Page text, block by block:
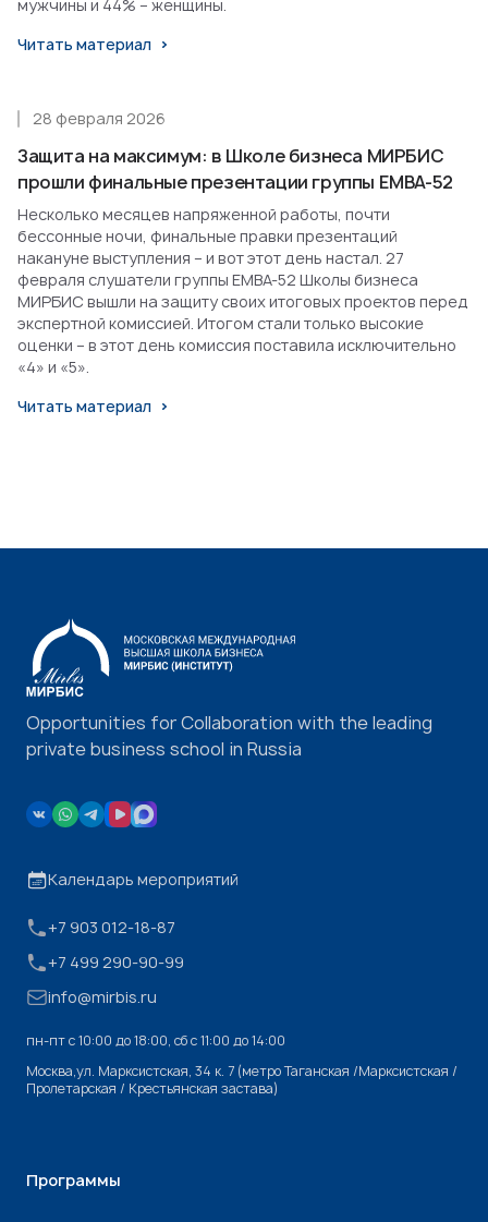
мужчины и 44% – женщины.
Читать материал
Защита на максимум: в Школе бизнеса МИРБИС
прошли финальные презентации группы EMBA-52
28 февраля 2026
Несколько месяцев напряженной работы, почти
бессонные ночи, финальные правки презентаций
накануне выступления – и вот этот день настал. 27
февраля слушатели группы EMBA-52 Школы бизнеса
МИРБИС вышли на защиту своих итоговых проектов перед
экспертной комиссией. Итогом стали только высокие
оценки – в этот день комиссия поставила исключительно
«4» и «5».
Читать материал
Opportunities for Collaboration with the leading
private business school in Russia
Календарь мероприятий
+7 903 012-18-87
+7 499 290-90-99
info@mirbis.ru
пн-пт с 10:00 до 18:00, cб с 11:00 до 14:00
Москва,ул. Марксистская, 34 к. 7 (метро Таганская /Марксистская /
Пролетарская / Крестьянская застава)
Программы